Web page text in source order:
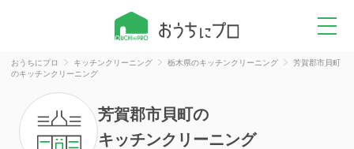
おうちにプロ キッチンクリーニング 栃木県のキッチンクリーニング
芳賀郡市貝町
のキッチンクリーニング
芳賀郡市貝町の
キッチンクリーニング